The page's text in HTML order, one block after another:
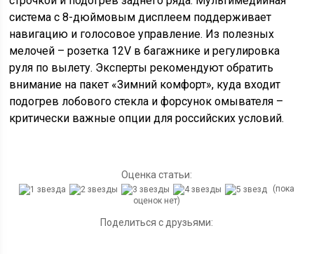
система с 8-дюймовым дисплеем поддерживает
навигацию и голосовое управление. Из полезных
мелочей – розетка 12V в багажнике и регулировка
руля по вылету. Эксперты рекомендуют обратить
внимание на пакет «Зимний комфорт», куда входит
подогрев лобового стекла и форсунок омывателя –
критически важные опции для российских условий.
Оценка статьи:
(пока
оценок нет)
Поделиться с друзьями: